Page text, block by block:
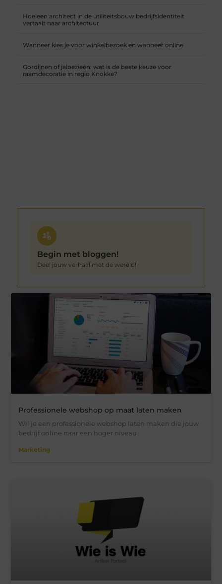
Professionele webshop op maat laten maken
Wil je een professionele webshop laten maken die jouw
bedrijf online naar een hoger niveau
Marketing
Hoe een architect in de utiliteitsbouw bedrijfsidentiteit
vertaalt naar architectuur
Wanneer kies je voor winkelbezoek en wanneer online
Gordijnen of jaloezieën: wat is de beste keuze voor
raamdecoratie in regio Knokke?
Begin met bloggen!
Deel jouw verhaal met de wereld!